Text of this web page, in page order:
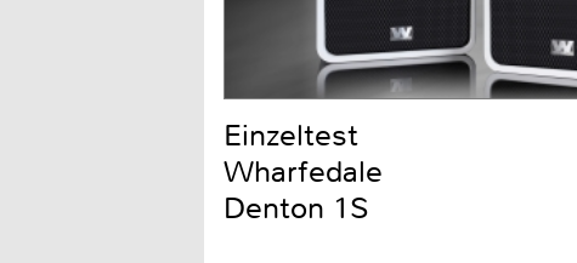
Einzeltest
Wharfedale
Denton 1S